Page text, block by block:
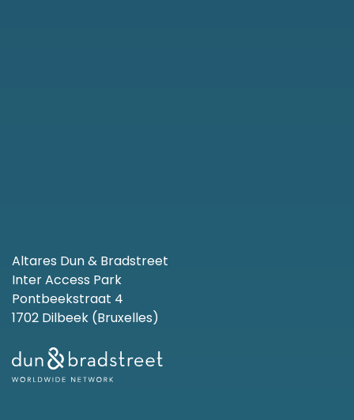
Altares Dun & Bradstreet
Inter Access Park
Pontbeekstraat 4
1702 Dilbeek (Bruxelles)